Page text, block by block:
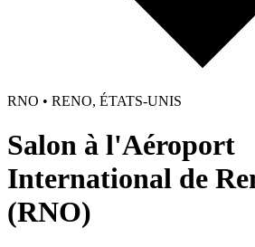
RNO • RENO, ÉTATS-UNIS
Salon à l'Aéroport
International de
(RNO)